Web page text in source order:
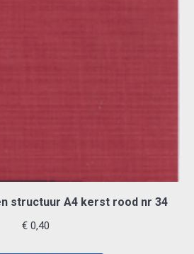
structuur A4 kerst rood nr 34
€0,40